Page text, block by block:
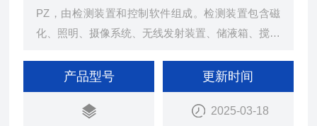
PZ，由检测装置和控制软件组成。检测装置包含磁
化、照明、摄像系统、无线发射装置、储液箱、搅拌
产品型号 更新时间
2025-03-18